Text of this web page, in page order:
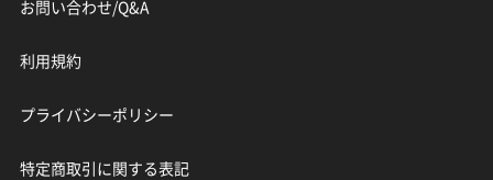
お問い合わせ/Q&A
利用規約
プライバシーポリシー
特定商取引に関する表記